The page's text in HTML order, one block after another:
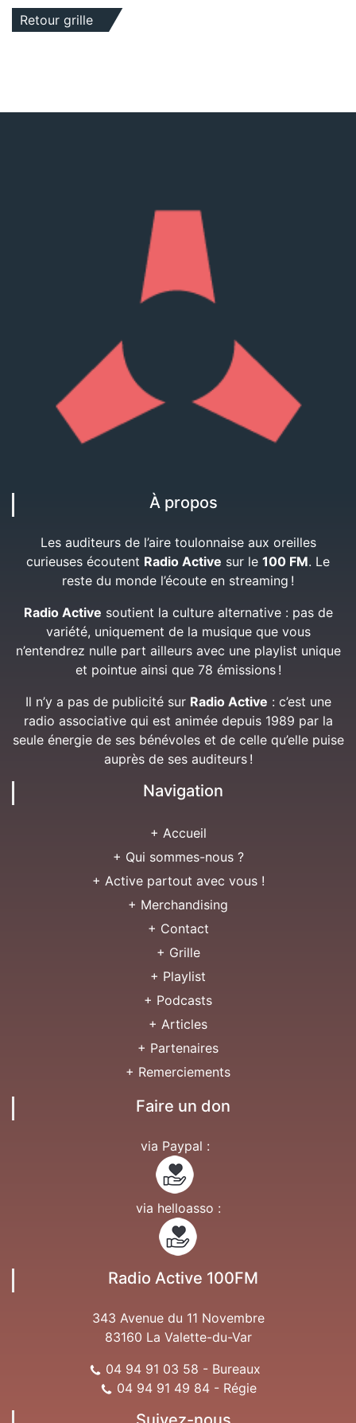
Retour grille
À propos
Les auditeurs de l’aire toulonnaise aux oreilles
curieuses écoutent Radio Active sur le 100 FM. Le
reste du monde l’écoute en streaming !
Radio Active soutient la culture alternative : pas de
variété, uniquement de la musique que vous
n’entendrez nulle part ailleurs avec une playlist unique
et pointue ainsi que 78 émissions !
Il n’y a pas de publicité sur Radio Active : c’est une
radio associative qui est animée depuis 1989 par la
seule énergie de ses bénévoles et de celle qu’elle puise
auprès de ses auditeurs !
Navigation
+ Accueil
+ Qui sommes-nous ?
+ Active partout avec vous !
+ Merchandising
+ Contact
+ Grille
+ Playlist
+ Podcasts
+ Articles
+ Partenaires
+ Remerciements
Faire un don
via Paypal :
via helloasso :
Radio Active 100FM
343 Avenue du 11 Novembre
83160 La Valette-du-Var
04 94 91 03 58 - Bureaux
04 94 91 49 84 - Régie